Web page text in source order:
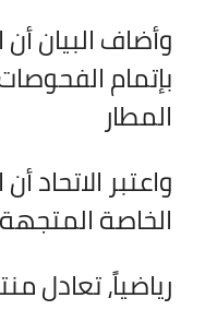
وأضاف البيان
بإتمام
المطار
واعتبر
الخاصة
رياضياً،